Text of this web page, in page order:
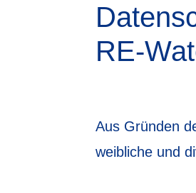
RE-
Aus Gründen
weibliche und